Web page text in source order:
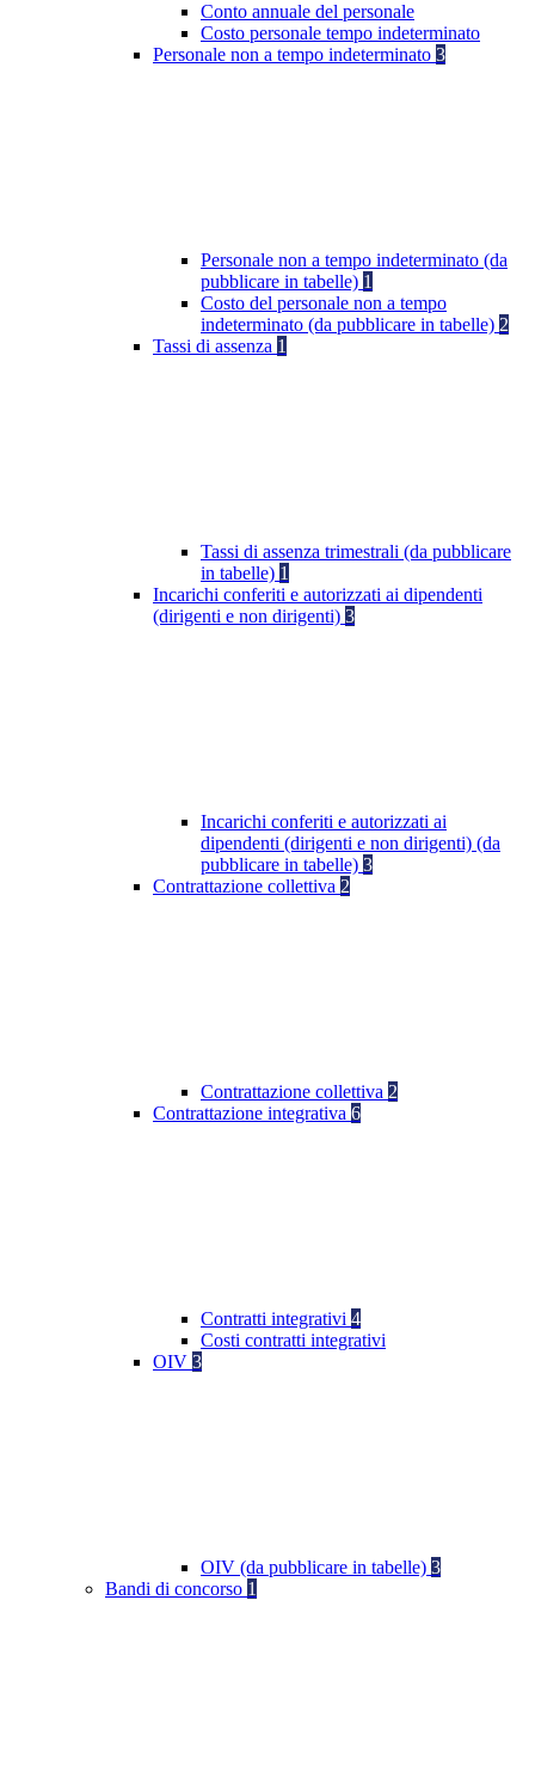
Conto annuale del personale
Costo personale tempo indeterminato
Personale non a tempo indeterminato 3
Personale non a tempo indeterminato (da
pubblicare in tabelle) 1
Costo del personale non a tempo
indeterminato (da pubblicare in tabelle) 2
Tassi di assenza 1
Tassi di assenza trimestrali (da pubblicare
in tabelle) 1
Incarichi conferiti e autorizzati ai dipendenti
(dirigenti e non dirigenti) 3
Incarichi conferiti e autorizzati ai
dipendenti (dirigenti e non dirigenti) (da
pubblicare in tabelle) 3
Contrattazione collettiva 2
Contrattazione collettiva 2
Contrattazione integrativa 6
Contratti integrativi 4
Costi contratti integrativi
OIV 3
OIV (da pubblicare in tabelle) 3
Bandi di concorso 1